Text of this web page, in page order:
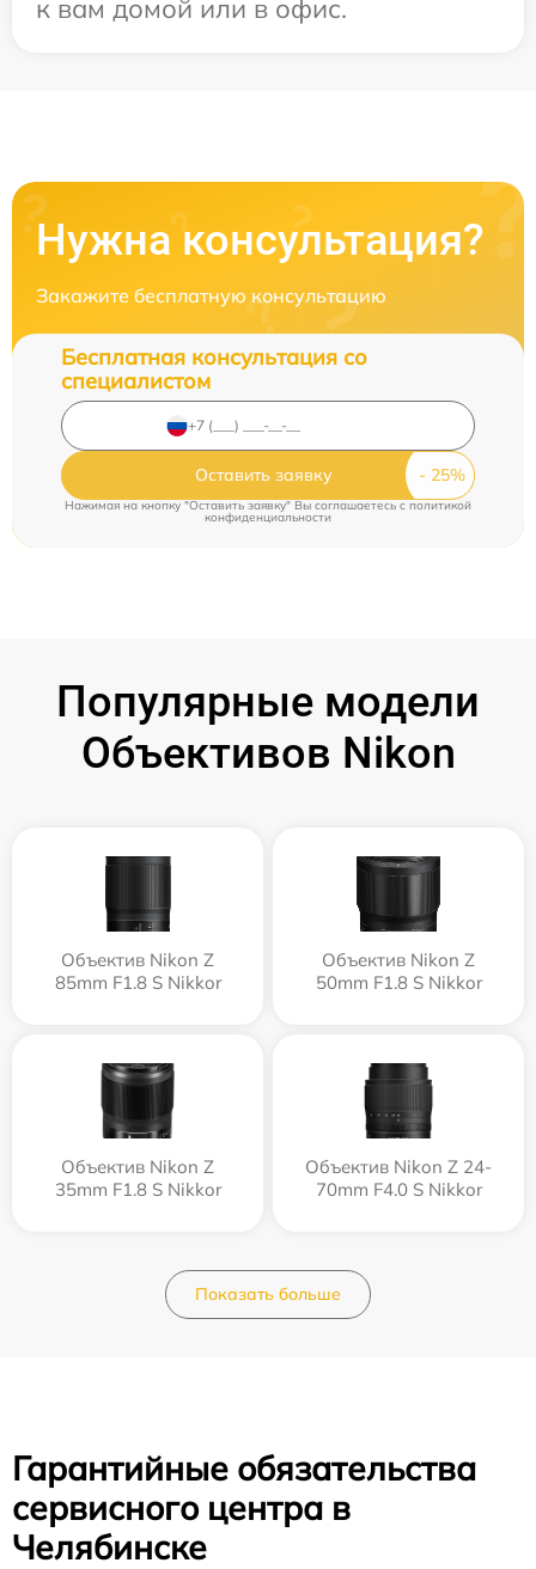
к вам домой или в офис.
Нужна консультация?
Закажите бесплатную консультацию
Бесплатная консультация со
специалистом
Оставить заявку
Нажимая на кнопку "Оставить заявку" Вы соглашаетесь cполитикой
конфиденциальности
Популярные модели
Объективов Nikon
Объектив Nikon Z
85mm F1.8 S Nikkor
Объектив Nikon Z
50mm F1.8 S Nikkor
Объектив Nikon Z
35mm F1.8 S Nikkor
Объектив Nikon Z 24-
70mm F4.0 S Nikkor
Показать больше
Гарантийные обязательства
сервисного центра в
Челябинске